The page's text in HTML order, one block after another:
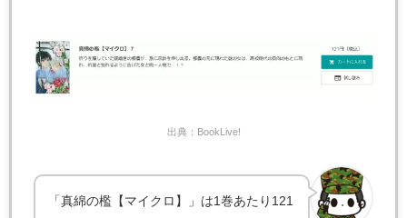
出典：BookLive!
「真綿の檻【マイクロ】」は1巻あたり121